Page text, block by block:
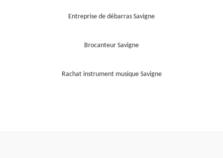
Entreprise de débarras Savigne
Brocanteur Savigne
Rachat instrument musique Savigne